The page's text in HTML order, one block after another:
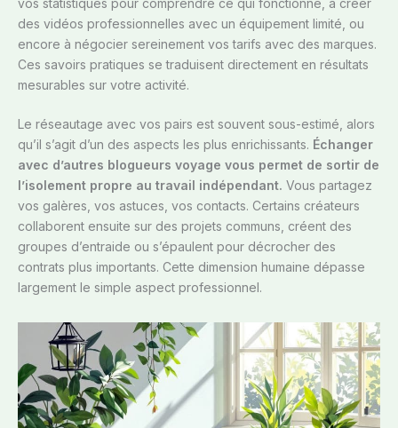
vos statistiques pour comprendre ce qui fonctionne, à créer
des vidéos professionnelles avec un équipement limité, ou
encore à négocier sereinement vos tarifs avec des marques.
Ces savoirs pratiques se traduisent directement en résultats
mesurables sur votre activité.
Le réseautage avec vos pairs est souvent sous-estimé, alors
qu’il s’agit d’un des aspects les plus enrichissants. Échanger
avec d’autres blogueurs voyage vous permet de sortir de
l’isolement propre au travail indépendant. Vous partagez
vos galères, vos astuces, vos contacts. Certains créateurs
collaborent ensuite sur des projets communs, créent des
groupes d’entraide ou s’épaulent pour décrocher des
contrats plus importants. Cette dimension humaine dépasse
largement le simple aspect professionnel.